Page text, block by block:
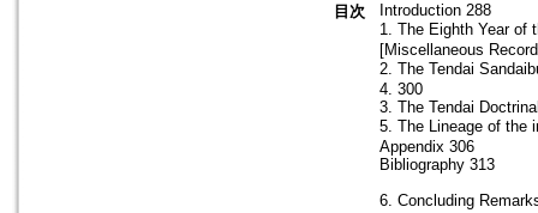
目次
Introduction 288
1. The Eighth Year of
[Miscellaneous
2. The Tendai
4. 300
3. The Tendai
5. The Lineage of the
Appendix 306
Bibliography 313
6. Concluding